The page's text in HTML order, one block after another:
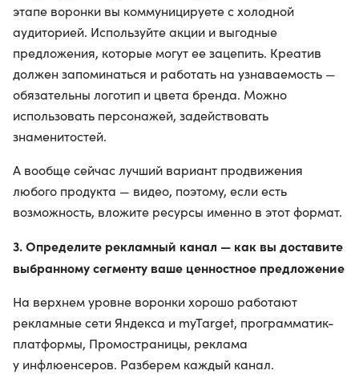
этапе воронки вы коммуницируете с холодной
аудиторией. Используйте акции и выгодные
предложения, которые могут ее зацепить. Креатив
должен запоминаться и работать на узнаваемость —
обязательны логотип и цвета бренда. Можно
использовать персонажей, задействовать
знаменитостей.
А вообще сейчас лучший вариант продвижения
любого продукта — видео, поэтому, если есть
возможность, вложите ресурсы именно в этот формат.
3. Определите рекламный канал — как вы доставите
выбранному сегменту ваше ценностное предложение
На верхнем уровне воронки хорошо работают
рекламные сети Яндекса и myTarget, программатик-
платформы, Промостраницы, реклама
у инфлюенсеров. Разберем каждый канал.